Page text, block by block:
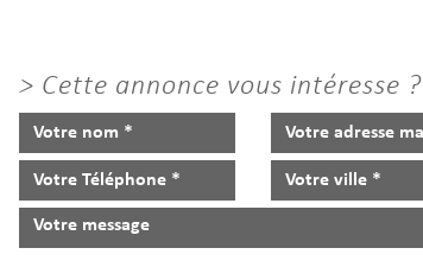
> Cette annonce vous intéresse ?